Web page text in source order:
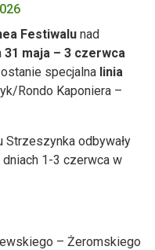
Festiwalu nad
31 maja – 3 czerwca
specjalna linia
Rondo Kaponiera –
Strzeszynka odbywały
1-3 czerwca w
– Żeromskiego